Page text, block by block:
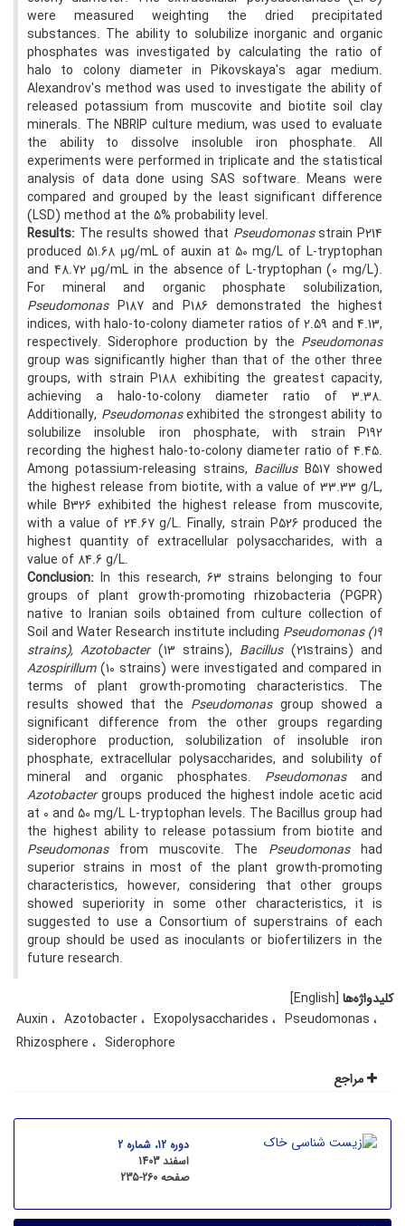
were measured weighting the dried precipitated
substances. The ability to solubilize inorganic and organic
phosphates was investigated by calculating the ratio of
halo to colony diameter in Pikovskaya's agar medium.
Alexandrov's method was used to investigate the ability of
released potassium from muscovite and biotite soil clay
minerals. The NBRIP culture medium, was used to evaluate
the ability to dissolve insoluble iron phosphate. All
experiments were performed in triplicate and the statistical
analysis of data done using SAS software. Means were
compared and grouped by the least significant difference
(LSD) method at the 5% probability level.
Results: The results showed that Pseudomonasstrain P214
produced 51.68 μg/mL of auxin at 50 mg/L of L-tryptophan
and 48.72 μg/mL in the absence of L-tryptophan (0 mg/L).
For mineral and organic phosphate solubilization,
PseudomonasP187 and P186 demonstrated the highest
indices, with halo-to-colony diameter ratios of 2.59 and 4.13,
respectively. Siderophore production by the Pseudomonas
group was significantly higher than that of the other three
groups, with strain P188 exhibiting the greatest capacity,
achieving a halo-to-colony diameter ratio of 3.38.
Additionally, Pseudomonasexhibited the strongest ability to
solubilize insoluble iron phosphate, with strain P192
recording the highest halo-to-colony diameter ratio of 4.45.
Among potassium-releasing strains, BacillusB517 showed
the highest release from biotite, with a value of 33.33 g/L,
while B326 exhibited the highest release from muscovite,
with a value of 24.67 g/L. Finally, strain P526 produced the
highest quantity of extracellular polysaccharides, with a
value of 84.6 g/L.
Conclusion:In this research, 63 strains belonging to four
groups of plant growth-promoting rhizobacteria (PGPR)
native to Iranian soils obtained from culture collection of
Soil and Water Research institute including Pseudomonas (19
strains), Azotobacter (13 strains), Bacillus (21strains) and
Azospirillum(10 strains) were investigated and compared in
terms of plant growth-promoting characteristics. The
results showed that the Pseudomonasgroup showed a
significant difference from the other groups regarding
siderophore production, solubilization of insoluble iron
phosphate, extracellular polysaccharides, and solubility of
mineral and organic phosphates. Pseudomonasand
Azotobactergroups produced the highest indole acetic acid
at 0 and 50 mg/L L-tryptophan levels. The Bacillus group had
the highest ability to release potassium from biotite and
Pseudomonasfrom muscovite. The Pseudomonashad
superior strains in most of the plant growth-promoting
characteristics, however, considering that other groups
showed superiority in some other characteristics, it is
suggested to use a Consortium of superstrains of each
group should be used as inoculants or biofertilizers in the
future research.
کلیدواژه‌ها [English]
Auxin
Azotobacter Exopolysaccharides
Pseudomonas
Rhizosphere
Siderophore
مراجع
دوره 12، شماره 2
اسفند 1403
صفحه 235-260